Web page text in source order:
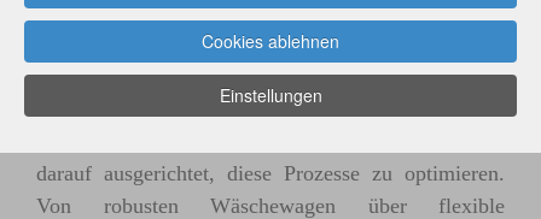
Cookies ablehnen
Einstellungen
entscheidende Rolle, um Hygienestandards zu
wahren und eine angenehme Umgebung für
Patienten, Bewohner und Personal zu schaffen.
Unsere Produkte im Bereich Mobiliar für die
darauf ausgerichtet, diese Prozesse zu optimieren.
Von robusten Wäschewagen über flexible